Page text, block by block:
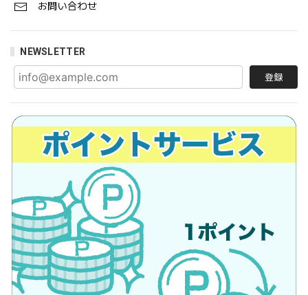
お問い合わせ
NEWSLETTER
登録